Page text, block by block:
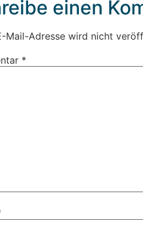
einen
Mail-Adresse wird nicht
*